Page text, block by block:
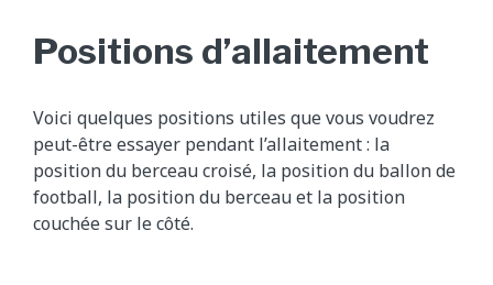
Positions d’allaitement
Voici quelques positions utiles que vous voudrez
peut-être essayer pendant l’allaitement : la
position du berceau croisé, la position du ballon de
football, la position du berceau et la position
couchée sur le côté.